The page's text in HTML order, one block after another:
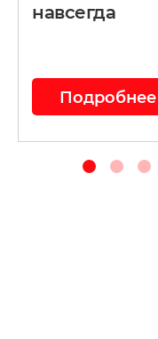
навсегда
Подробнее